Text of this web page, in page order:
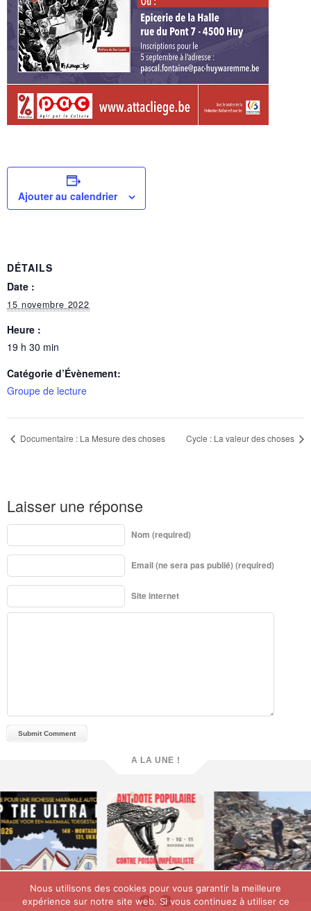
Ajouter au calendrier
DÉTAILS
Date :
15 novembre 2022
Heure :
19 h 30 min
Catégorie d’Évènement:
Groupe de lecture
Documentaire : La Mesure des choses Cycle : La valeur des choses
Laisser une réponse
Nom (required)
Email (ne sera pas publié) (required)
Site internet
A LA UNE !
Nous utilisons des cookies pour vous garantir la meilleure
expérience sur notre site web. Si vous continuez à utiliser ce